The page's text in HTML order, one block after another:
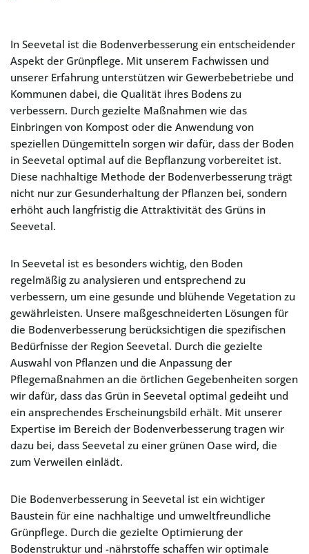
In Seevetal ist die Bodenverbesserung ein entscheidender
Aspekt der Grünpflege. Mit unserem Fachwissen und
unserer Erfahrung unterstützen wir Gewerbebetriebe und
Kommunen dabei, die Qualität ihres Bodens zu
verbessern. Durch gezielte Maßnahmen wie das
Einbringen von Kompost oder die Anwendung von
speziellen Düngemitteln sorgen wir dafür, dass der Boden
in Seevetal optimal auf die Bepflanzung vorbereitet ist.
Diese nachhaltige Methode der Bodenverbesserung trägt
nicht nur zur Gesunderhaltung der Pflanzen bei, sondern
erhöht auch langfristig die Attraktivität des Grüns in
Seevetal.
In Seevetal ist es besonders wichtig, den Boden
regelmäßig zu analysieren und entsprechend zu
verbessern, um eine gesunde und blühende Vegetation zu
gewährleisten. Unsere maßgeschneiderten Lösungen für
die Bodenverbesserung berücksichtigen die spezifischen
Bedürfnisse der Region Seevetal. Durch die gezielte
Auswahl von Pflanzen und die Anpassung der
Pflegemaßnahmen an die örtlichen Gegebenheiten sorgen
wir dafür, dass das Grün in Seevetal optimal gedeiht und
ein ansprechendes Erscheinungsbild erhält. Mit unserer
Expertise im Bereich der Bodenverbesserung tragen wir
dazu bei, dass Seevetal zu einer grünen Oase wird, die
zum Verweilen einlädt.
Die Bodenverbesserung in Seevetal ist ein wichtiger
Baustein für eine nachhaltige und umweltfreundliche
Grünpflege. Durch die gezielte Optimierung der
Bodenstruktur und -nährstoffe schaffen wir optimale